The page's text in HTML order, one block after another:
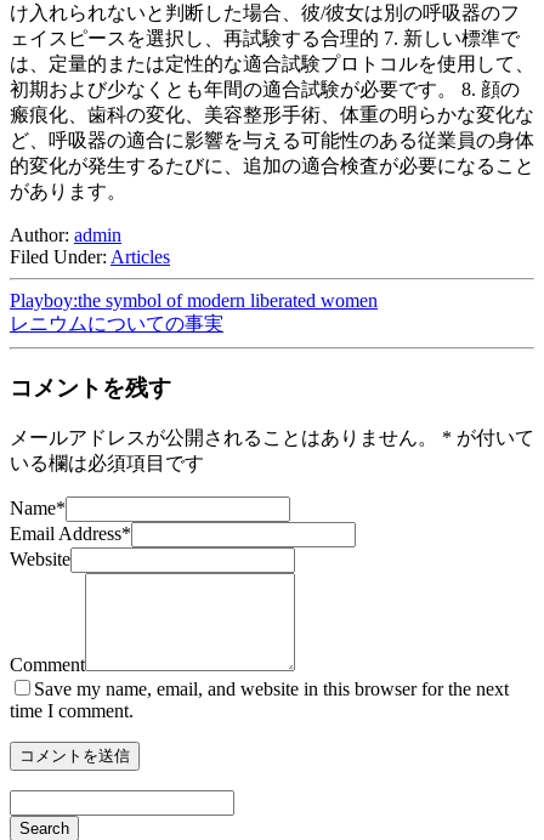
け入れられないと判断した場合、彼/彼女は別の呼吸器のフ
ェイスピースを選択し、再試験する合理的 7. 新しい標準で
は、定量的または定性的な適合試験プロトコルを使用して、
初期および少なくとも年間の適合試験が必要です。 8. 顔の
瘢痕化、歯科の変化、美容整形手術、体重の明らかな変化な
ど、呼吸器の適合に影響を与える可能性のある従業員の身体
的変化が発生するたびに、追加の適合検査が必要になること
があります。
Author: admin
Filed Under: Articles
Playboy:the symbol of modern liberated women
レニウムについての事実
コメントを残す
メールアドレスが公開されることはありません。 * が付いて
いる欄は必須項目です
Name*
Email Address*
Website
Comment
Save my name, email, and website in this browser for the next
time I comment.
Search